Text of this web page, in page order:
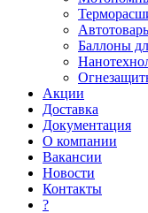
Баллоны
Акции
Доставка
Документация
О компании
Вакансии
Новости
Контакты
?